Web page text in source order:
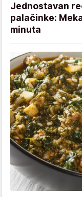
Jednostavan
palačinke:
minuta